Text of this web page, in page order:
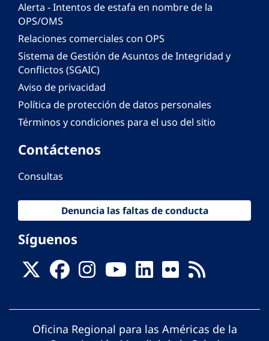
Alerta - Intentos de estafa en nombre de la
OPS/OMS
Relaciones comerciales con OPS
Sistema de Gestión de Asuntos de Integridad y
Conflictos (SGAIC)
Aviso de privacidad
Política de protección de datos personales
Términos y condiciones para el uso del sitio
Contáctenos
Consultas
Denuncia las faltas de conducta
Síguenos
Oficina Regional para las Américas de la